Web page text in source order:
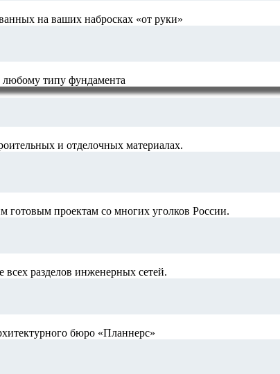
на ваших набросках «от руки»
любому типу фундамента
и отделочных материалах.
готовым проектам со многих уголков России.
всех разделов инженерных сетей.
бюро «Планнерс»